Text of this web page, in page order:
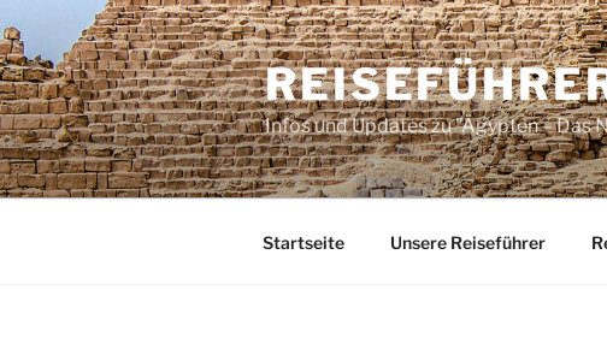
Inhalt
springen
Infos und Updates zu "Ägypten – Das
Startseite Unsere Reiseführer